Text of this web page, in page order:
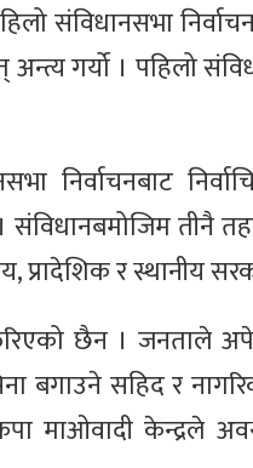
संविधानसभा
गर्यो । पहिलो
निर्वाचनबाट
संविधानबमोजिम तीनै
र स्थानीय
छैन । जनताले
बगाउने सहिद र
माओवादी